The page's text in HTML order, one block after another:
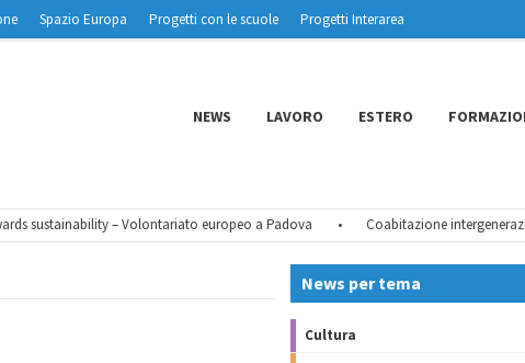
Spazio Europa Progetti con le scuole
Progetti Interarea
NEWS LAVORO ESTERO
sustainability – Volontariato europeo a Padova Coabitazione
News per tema
Cultura